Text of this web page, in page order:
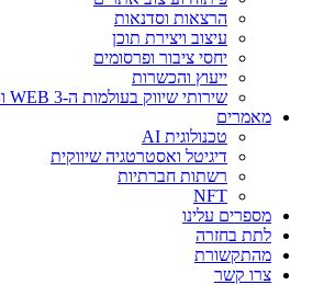
הרצאות וסדנאות
עיצוב ויצירת תוכן
יחסי ציבור ופרסומים
ייעוץ והכשרות
שירותי שיווק בעולמות ה-WEB 3 וה-NFT
מאמרים
טכנולוגית AI
דיגיטל ואסטרטגיה שיווקית
רשתות חברתיות
NFT
מספרים עלינו
לתת בחזרה
מהתקשורת
צרו קשר